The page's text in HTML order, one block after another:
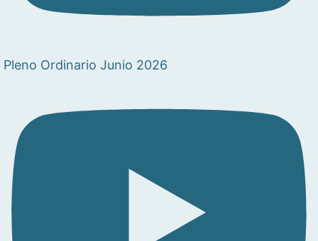
Pleno Ordinario Junio 2026